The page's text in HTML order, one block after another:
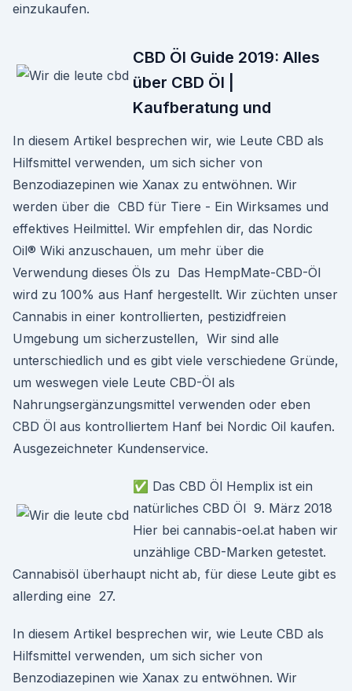
einzukaufen.
CBD Öl Guide 2019: Alles
über CBD Öl |
Kaufberatung und
In diesem Artikel besprechen wir, wie Leute CBD als
Hilfsmittel verwenden, um sich sicher von
Benzodiazepinen wie Xanax zu entwöhnen. Wir
werden über die CBD für Tiere - Ein Wirksames und
effektives Heilmittel. Wir empfehlen dir, das Nordic
Oil® Wiki anzuschauen, um mehr über die
Verwendung dieses Öls zu Das HempMate-CBD-Öl
wird zu 100% aus Hanf hergestellt. Wir züchten unser
Cannabis in einer kontrollierten, pestizidfreien
Umgebung um sicherzustellen, Wir sind alle
unterschiedlich und es gibt viele verschiedene Gründe,
um weswegen viele Leute CBD-Öl als
Nahrungsergänzungsmittel verwenden oder eben
CBD Öl aus kontrolliertem Hanf bei Nordic Oil kaufen.
Ausgezeichneter Kundenservice.
✅ Das CBD Öl Hemplix ist ein
natürliches CBD Öl 9. März 2018
Hier bei cannabis-oel.at haben wir
unzählige CBD-Marken getestet.
Cannabisöl überhaupt nicht ab, für diese Leute gibt es
allerding eine 27.
In diesem Artikel besprechen wir, wie Leute CBD als
Hilfsmittel verwenden, um sich sicher von
Benzodiazepinen wie Xanax zu entwöhnen. Wir